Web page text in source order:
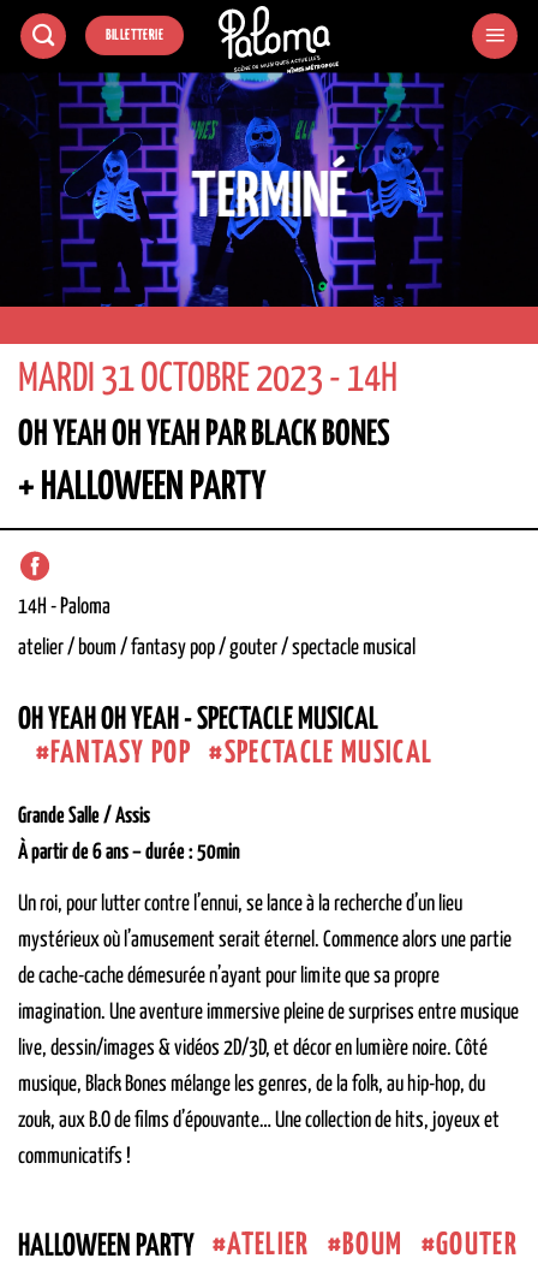
Passer
contenu
BILLETTERIE
TERMINÉ
MARDI 31 OCTOBRE 2023 - 14H
OH YEAH OH YEAH PAR BLACK BONES
+ HALLOWEEN PARTY
14H - Paloma
atelier / boum / fantasy pop / gouter / spectacle musical
OH YEAH OH YEAH - SPECTACLE MUSICAL
FANTASY POP
SPECTACLE MUSICAL
Grande Salle / Assis
À partir de 6 ans – durée : 50min
Un roi, pour lutter contre l’ennui, se lance à la recherche d’un lieu
mystérieux où l’amusement serait éternel. Commence alors une partie
de cache-cache démesurée n’ayant pour limite que sa propre
imagination. Une aventure immersive pleine de surprises entre musique
live, dessin/images & vidéos 2D/3D, et décor en lumière noire. Côté
musique, Black Bones mélange les genres, de la folk, au hip-hop, du
zouk, aux B.O de films d’épouvante… Une collection de hits, joyeux et
communicatifs !
HALLOWEEN PARTY ATELIER BOUM GOUTER